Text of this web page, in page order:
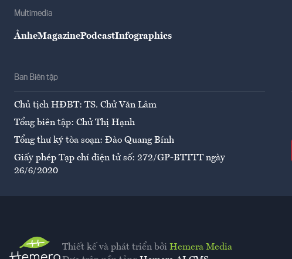
Multimedia
ẢnheMagazinePodcastInfographics
Ban Biên tập
Chủ tịch HĐBT: TS. Chử Văn Lâm
Tổng biên tập: Chử Thị Hạnh
Tổng thư ký tòa soạn: Đào Quang Bính
Giấy phép Tạp chí điện tử số: 272/GP-BTTTT ngày
26/6/2020
Thiết kế và phát triển bởi Hemera Media